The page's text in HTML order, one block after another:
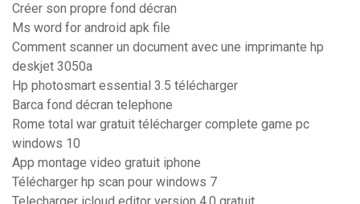
Créer son propre fond décran
Ms word for android apk file
Comment scanner un document avec une imprimante hp
deskjet 3050a
Hp photosmart essential 3.5 télécharger
Barca fond décran telephone
Rome total war gratuit télécharger complete game pc
windows 10
App montage video gratuit iphone
Télécharger hp scan pour windows 7